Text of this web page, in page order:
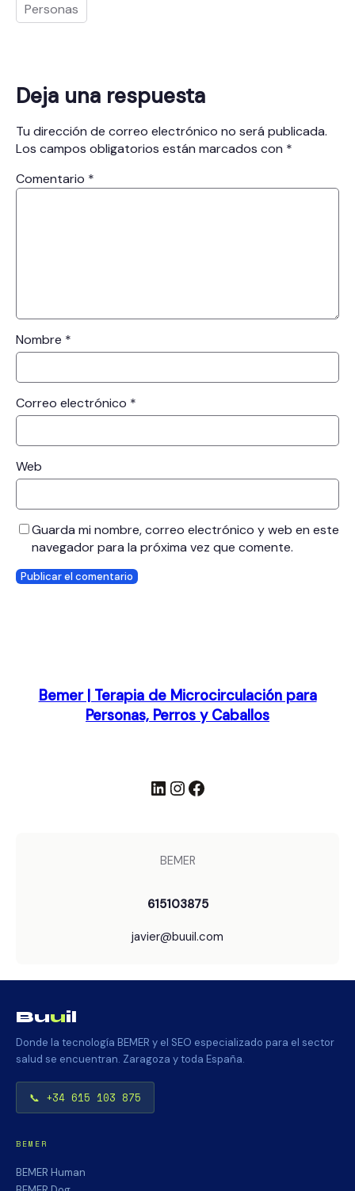
Personas
Deja una respuesta
Tu dirección de correo electrónico no será publicada.
Los campos obligatorios están marcados con *
Comentario *
Nombre *
Correo electrónico *
Web
Guarda mi nombre, correo electrónico y web en este
navegador para la próxima vez que comente.
Bemer | Terapia de Microcirculación para
Personas, Perros y Caballos
LinkedIn InstagramFacebook
BEMER
615103875
javier@buuil.com
Buuil
Donde la tecnología BEMER y el SEO especializado para el sector
salud se encuentran. Zaragoza y toda España.
📞 +34 615 103 875
BEMER
BEMER Human